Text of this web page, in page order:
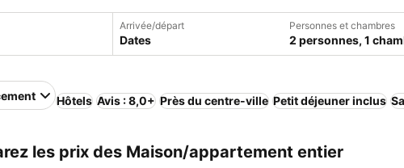
Arrivée/départ
Dates
Personnes et chambres
2 personnes, 1
Hôtels Avis : 8,0+ Près du centre-ville Petit déjeuner inclus
les prix des Maison/appartement entier